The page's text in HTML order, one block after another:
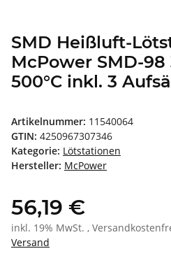
SMD Heißluft-
McPower SMD-98
500°C inkl. 3
Artikelnummer: 11540064
GTIN: 4250967307346
Kategorie: Lötstationen
Hersteller: McPower
56,19 €
inkl. 19% MwSt. ,
Versand